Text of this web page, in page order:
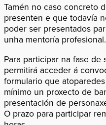
Tamén no caso concreto
presenten e que todavía
poder ser presentados
unha mentoría profesional.
Para participar na fase
permitirá acceder á
formulario que
mínimo un proxecto de
presentación de
O prazo para participar